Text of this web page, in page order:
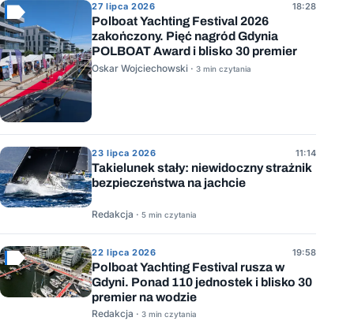
27 lipca 2026 18:28
Polboat Yachting Festival 2026
zakończony. Pięć nagród Gdynia
POLBOAT Award i blisko 30 premier
Oskar Wojciechowski · 3 min czytania
23 lipca 2026 11:14
Takielunek stały: niewidoczny strażnik
bezpieczeństwa na jachcie
Redakcja · 5 min czytania
22 lipca 2026 19:58
Polboat Yachting Festival rusza w
Gdyni. Ponad 110 jednostek i blisko 30
premier na wodzie
Redakcja · 3 min czytania